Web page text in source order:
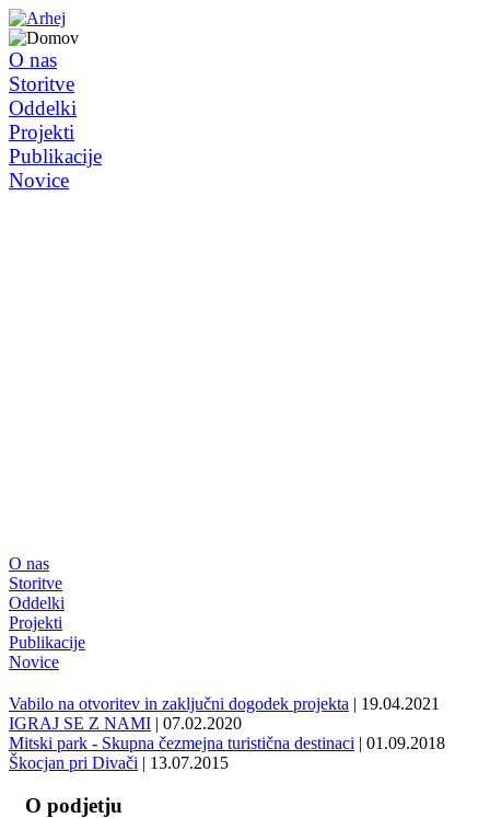
O nas
Storitve
Oddelki
Projekti
Publikacije
Novice
O nas
Storitve
Oddelki
Projekti
Publikacije
Novice
Vabilo na otvoritev in zaključni dogodek projekta | 19.04.2021
IGRAJ SE Z NAMI | 07.02.2020
Mitski park - Skupna čezmejna turistična destinaci | 01.09.2018
Škocjan pri Divači | 13.07.2015
O podjetju